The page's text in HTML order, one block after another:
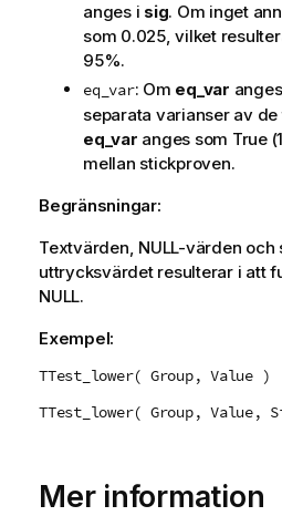
anges i sig. Om inget
som 0.025, vilket
95%.
eq_var: Om eq_var
separata varianser av
eq_var anges som True
mellan stickproven.
Begränsningar:
Textvärden, NULL-värden och
uttrycksvärdet resulterar i att
NULL.
Exempel:
TTest_lower( Group, Value )
TTest_lower( Group, Value,
Mer information